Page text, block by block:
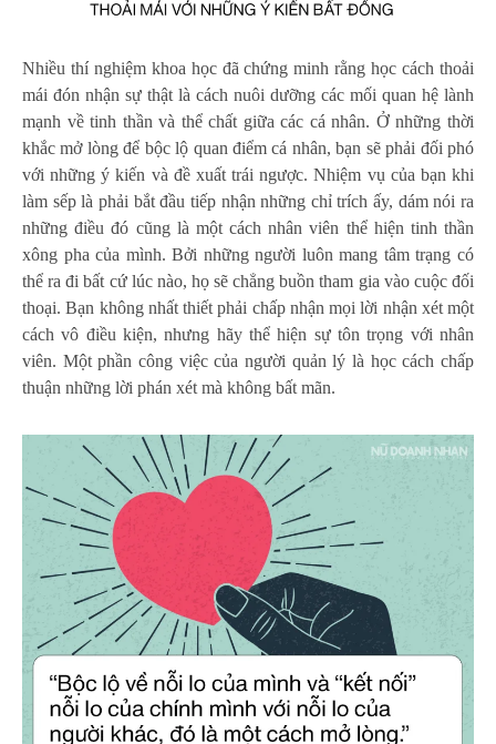
Nhiều thí nghiệm khoa học đã chứng minh rằng học cách thoải
mái đón nhận sự thật là cách nuôi dưỡng các mối quan hệ lành
mạnh về tinh thần và thể chất giữa các cá nhân. Ở những thời
khắc mở lòng để bộc lộ quan điểm cá nhân, bạn sẽ phải đối phó
với những ý kiến và đề xuất trái ngược. Nhiệm vụ của bạn khi
làm sếp là phải bắt đầu tiếp nhận những chỉ trích ấy, dám nói ra
những điều đó cũng là một cách nhân viên thể hiện tinh thần
xông pha của mình. Bởi những người luôn mang tâm trạng có
thể ra đi bất cứ lúc nào, họ sẽ chẳng buồn tham gia vào cuộc đối
thoại. Bạn không nhất thiết phải chấp nhận mọi lời nhận xét một
cách vô điều kiện, nhưng hãy thể hiện sự tôn trọng với nhân
viên. Một phần công việc của người quản lý là học cách chấp
thuận những lời phán xét mà không bất mãn.